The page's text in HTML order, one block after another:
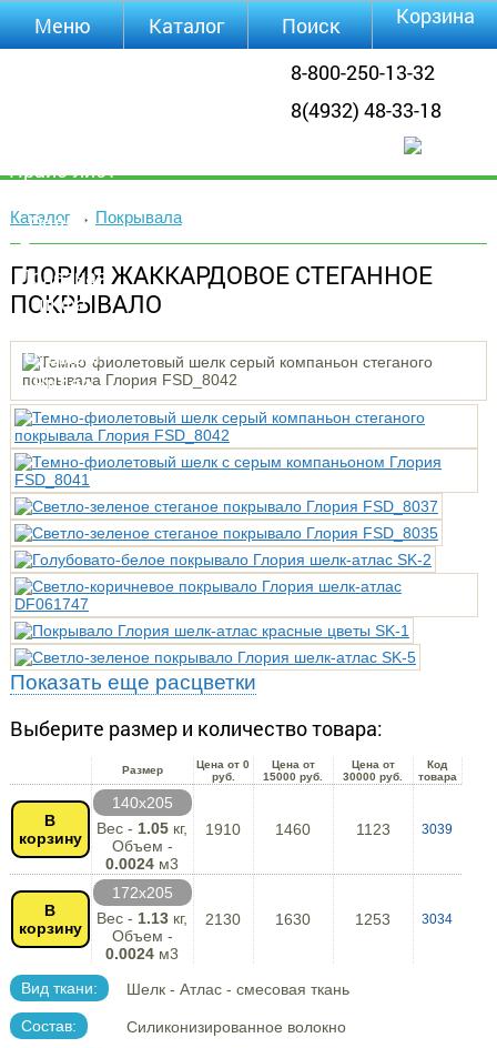
8-800-250-13-32
8(4932) 48-33-18
Каталог→ Покрывала
ГЛОРИЯ ЖАККАРДОВОЕ СТЕГАННОЕ
ПОКРЫВАЛО
Показать еще расцветки
Выберите размер и количество товара:
Размер
Цена от 0
руб.
Цена от
15000 руб.
Цена от
30000 руб.
Код
товара
В
корзину
140х205
Вес - 1.05 кг,
Объем -
0.0024 м3
1910 1460 1123 3039
В
корзину
172х205
Вес - 1.13 кг,
Объем -
0.0024 м3
2130 1630 1253 3034
Вид ткани: Шелк - Атлас - смесовая ткань
Состав: Силиконизированное волокно
Меню
Прайс-лист
Оплата
Доставка
Полезная
инфа
Отзывы
Видео
Каталог Поиск Корзина